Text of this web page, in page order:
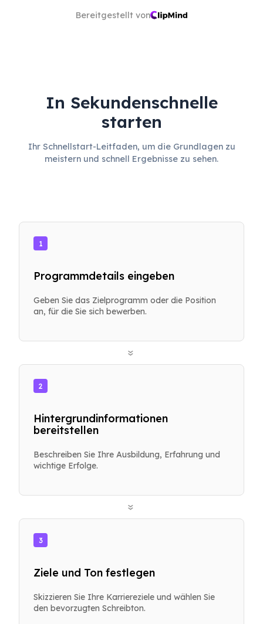
Bereitgestellt von
In Sekundenschnelle
starten
Ihr Schnellstart-Leitfaden, um die Grundlagen zu
meistern und schnell Ergebnisse zu sehen.
1
Programmdetails eingeben
Geben Sie das Zielprogramm oder die Position
an, für die Sie sich bewerben.
»
2
Hintergrundinformationen
bereitstellen
Beschreiben Sie Ihre Ausbildung, Erfahrung und
wichtige Erfolge.
»
3
Ziele und Ton festlegen
Skizzieren Sie Ihre Karriereziele und wählen Sie
den bevorzugten Schreibton.